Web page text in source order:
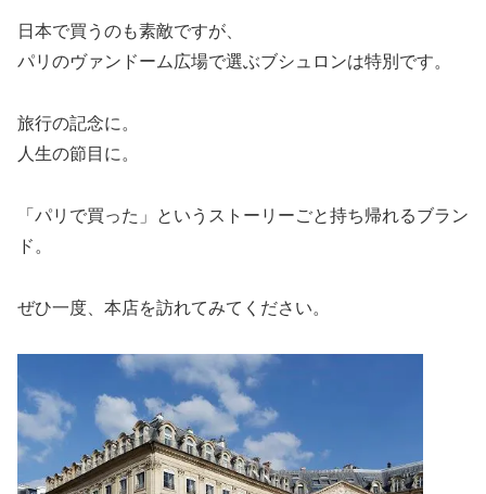
日本で買うのも素敵ですが、
パリのヴァンドーム広場で選ぶブシュロンは特別です。
旅行の記念に。
人生の節目に。
「パリで買った」というストーリーごと持ち帰れるブラン
ド。
ぜひ一度、本店を訪れてみてください。